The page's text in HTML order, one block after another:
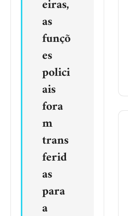
eiras,
as
funçõ
es
polici
ais
fora
m
trans
ferid
as
para
a